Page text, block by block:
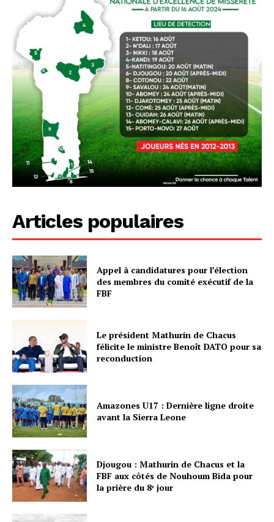
Articles populaires
Appel à candidatures pour l’élection
des membres du comité exécutif de la
FBF
Le président Mathurin de Chacus
félicite le ministre Benoît DATO pour sa
reconduction
Amazones U17 : Dernière ligne droite
avant la Sierra Leone
Djougou : Mathurin de Chacus et la
FBF aux côtés de Nouhoum Bida pour
la prière du 8ᵉ jour